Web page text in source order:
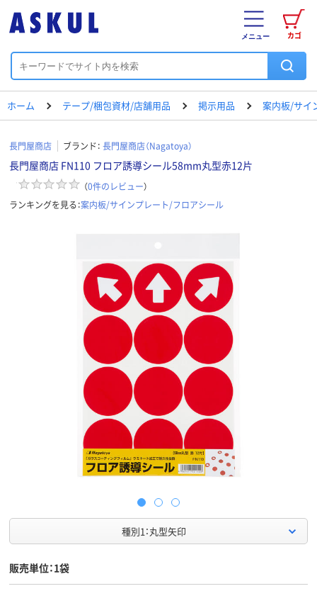
カゴ
メニュー
ホーム テープ/梱包資材/店舗用品 掲示用品 案内板/サイ
長門屋商店 ブランド： 長門屋商店（Nagatoya）
長門屋商店 FN110 フロア誘導シール58mm丸型赤12片
（0件のレビュー）
ランキングを見る：案内板/サインプレート/フロアシール
種別1：丸型矢印
販売単位：1袋